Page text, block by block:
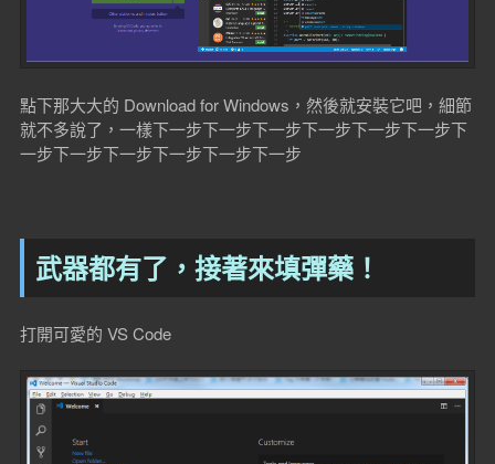
點下那大大的 Download for Windows，然後就安裝它吧，細節
就不多說了，一樣下一步下一步下一步下一步下一步下一步下
一步下一步下一步下一步下一步下一步
武器都有了，接著來填彈藥！
打開可愛的 VS Code